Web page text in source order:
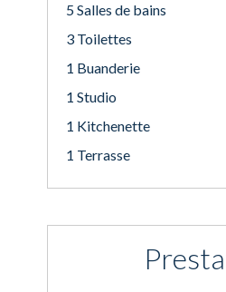
5 Salles de bains
3 Toilettes
1 Buanderie
1 Studio
1 Kitchenette
1 Terrasse